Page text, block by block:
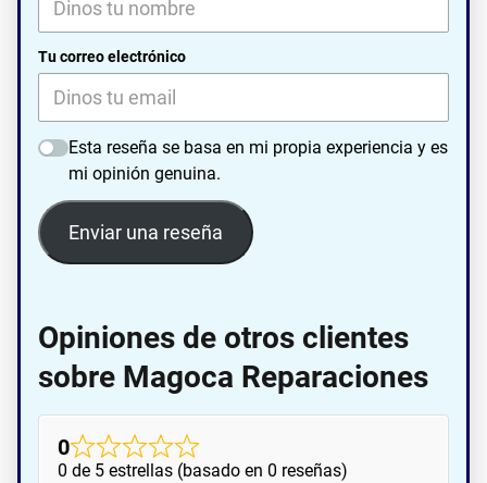
Tu correo electrónico
Esta reseña se basa en mi propia experiencia y es
mi opinión genuina.
Enviar una reseña
Opiniones de otros clientes
sobre Magoca Reparaciones
0
0 de 5 estrellas (basado en 0 reseñas)